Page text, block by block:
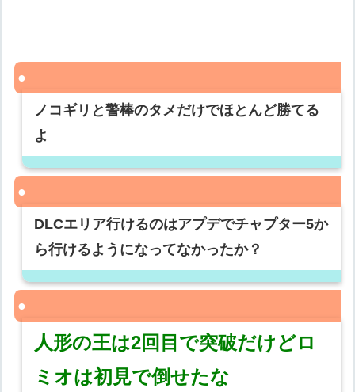
ノコギリと警棒のタメだけでほとんど勝てる
よ
DLCエリア行けるのはアプデでチャプター5か
ら行けるようになってなかったか？
人形の王は2回目で突破だけどロ
ミオは初見で倒せたな